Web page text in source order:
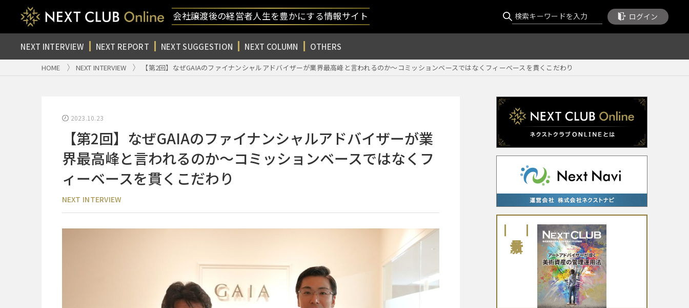
会社譲渡後の経営者人生を豊かにする情報サイト ログイン
NEXT INTERVIEW NEXT REPORT NEXT SUGGESTION NEXT COLUMN OTHERS
HOME NEXT INTERVIEW 【第2回】なぜGAIAのファイナンシャルアドバイザーが業界最高峰と言われるのか～コミッションベースではなくフィーベースを貫くこだわり
2023.10.23
【第2回】なぜGAIAのファイナンシャルアドバイザーが業
界最高峰と言われるのか～コミッションベースではなくフ
ィーベースを貫くこだわり
NEXT INTERVIEW